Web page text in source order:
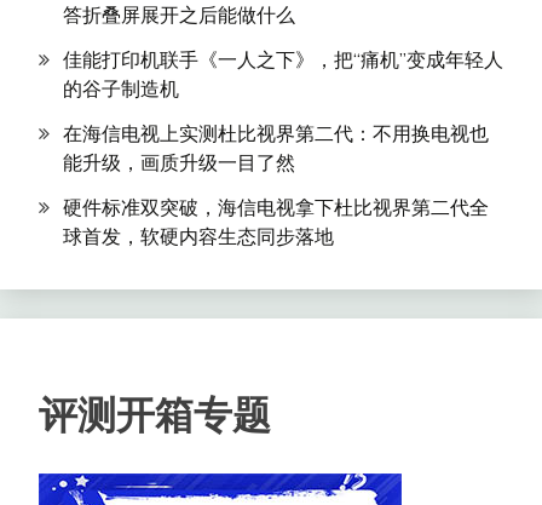
答折叠屏展开之后能做什么
佳能打印机联手《一人之下》，把“痛机”变成年轻人
的谷子制造机
在海信电视上实测杜比视界第二代：不用换电视也
能升级，画质升级一目了然
硬件标准双突破，海信电视拿下杜比视界第二代全
球首发，软硬内容生态同步落地
评测开箱专题